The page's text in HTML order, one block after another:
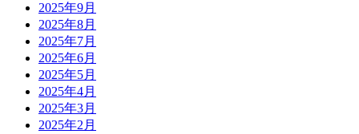
2025年9月
2025年8月
2025年7月
2025年6月
2025年5月
2025年4月
2025年3月
2025年2月